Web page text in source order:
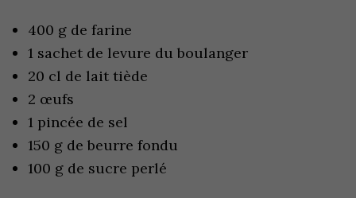
400 g de farine
1 sachet de levure du boulanger
20 cl de lait tiède
2 œufs
1 pincée de sel
150 g de beurre fondu
100 g de sucre perlé